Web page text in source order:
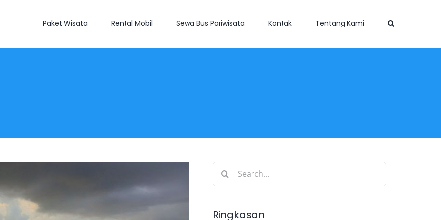
Paket Wisata Rental Mobil Sewa Bus Pariwisata Kontak Tentang Kami
Search
Ringkasan